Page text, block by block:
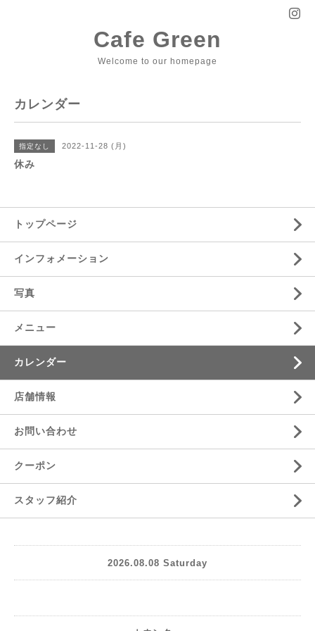
Cafe Green
Welcome to our homepage
カレンダー
指定なし 2022-11-28 (月)
休み
トップページ
インフォメーション
写真
メニュー
カレンダー
店舗情報
お問い合わせ
クーポン
スタッフ紹介
2026.08.08 Saturday